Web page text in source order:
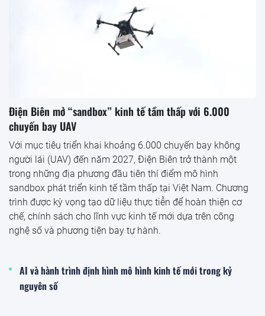
Điện Biên mở “sandbox” kinh tế tầm thấp với 6.000
chuyến bay UAV
Với mục tiêu triển khai khoảng 6.000 chuyến bay không
người lái (UAV) đến năm 2027, Điện Biên trở thành một
trong những địa phương đầu tiên thí điểm mô hình
sandbox phát triển kinh tế tầm thấp tại Việt Nam. Chương
trình được kỳ vọng tạo dữ liệu thực tiễn để hoàn thiện cơ
chế, chính sách cho lĩnh vực kinh tế mới dựa trên công
nghệ số và phương tiện bay tự hành.
AI và hành trình định hình mô hình kinh tế mới trong kỷ
nguyên số